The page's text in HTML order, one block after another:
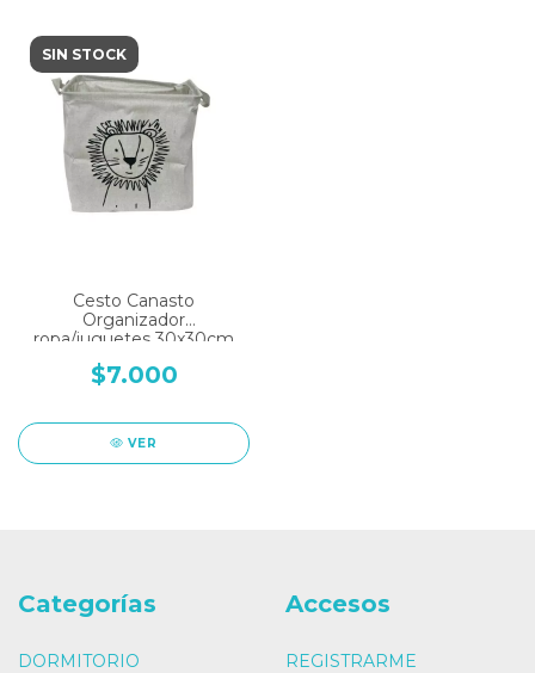
SIN STOCK
Cesto Canasto
Organizador
ropa/juguetes 30x30cm
$7.000
VER
Categorías
DORMITORIO
Accesos
REGISTRARME